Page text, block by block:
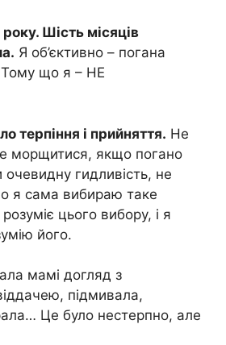
Шість місяців
Я об’єктивно – погана
що я – НЕ
терпіння і прийняття. Не
морщитися, якщо погано
гидливість, не
я сама вибираю таке
цього вибору, і я
його.
мамі догляд з
підмивала,
Це було нестерпно, але